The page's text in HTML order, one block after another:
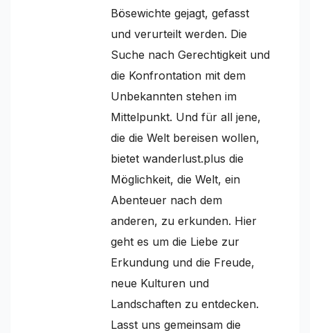
Bösewichte gejagt, gefasst
und verurteilt werden. Die
Suche nach Gerechtigkeit und
die Konfrontation mit dem
Unbekannten stehen im
Mittelpunkt. Und für all jene,
die die Welt bereisen wollen,
bietet wanderlust.plus die
Möglichkeit, die Welt, ein
Abenteuer nach dem
anderen, zu erkunden. Hier
geht es um die Liebe zur
Erkundung und die Freude,
neue Kulturen und
Landschaften zu entdecken.
Lasst uns gemeinsam die